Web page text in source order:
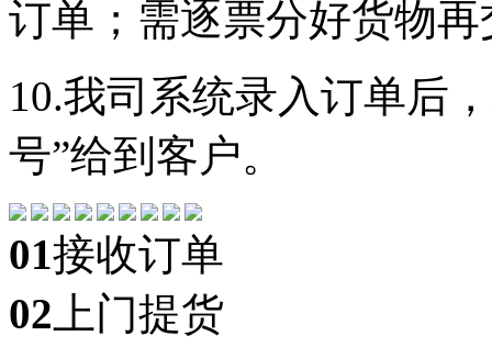
订单；需逐票分好货物
10.我司系统录入订单后
号”给到客户。
01接收订单
02 上门提货